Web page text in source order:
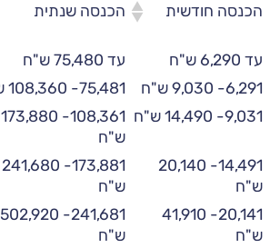
הכנסה חודשית הכנסה שנתית
עד 6,290 ש"ח
עד 75,480 ש"ח
6,291- 9,030 ש"ח
75,481- 108,360 ש"ח
9,031- 14,490 ש"ח
108,361- 173,880
ש"ח
14,491- 20,140
ש"ח
173,881- 241,680
ש"ח
20,141- 41,910
ש"ח
241,681- 502,920
ש"ח